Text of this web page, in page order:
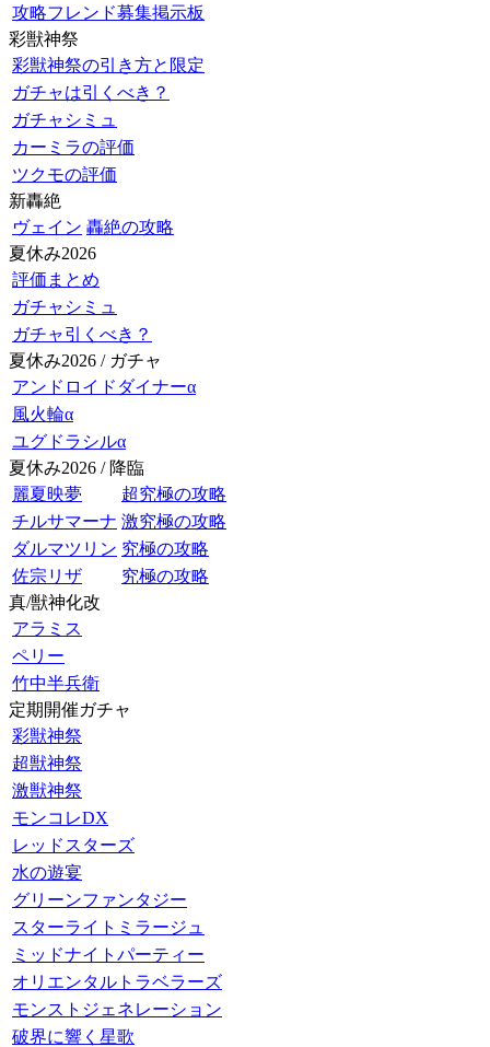
攻略フレンド募集掲示板
彩獣神祭
彩獣神祭の引き方と限定
ガチャは引くべき？
ガチャシミュ
カーミラの評価
ツクモの評価
新轟絶
ヴェイン 轟絶の攻略
夏休み2026
評価まとめ
ガチャシミュ
ガチャ引くべき？
夏休み2026 / ガチャ
アンドロイドダイナーα
風火輪α
ユグドラシルα
夏休み2026 / 降臨
麗夏映夢
超究極の攻略
チルサマーナ 激究極の攻略
ダルマツリン 究極の攻略
佐宗リザ
究極の攻略
真/獣神化改
アラミス
ペリー
竹中半兵衛
定期開催ガチャ
彩獣神祭
超獣神祭
激獣神祭
モンコレDX
レッドスターズ
水の遊宴
グリーンファンタジー
スターライトミラージュ
ミッドナイトパーティー
オリエンタルトラベラーズ
モンストジェネレーション
破界に響く星歌